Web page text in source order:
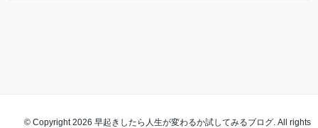
© Copyright 2026 早起きしたら人生が変わるか試してみるブログ. All rights